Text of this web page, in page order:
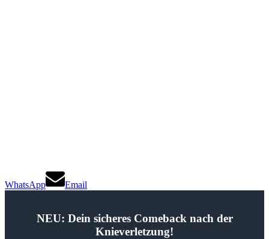
WhatsApp Email
NEU: Dein sicheres Comeback nach der
Knieverletzung!